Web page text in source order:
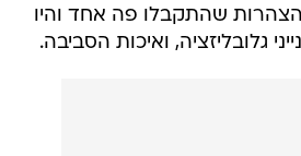
והצהרות שהתקבלו פה אחד והיו
גלובליזציה, ואיכות הסביבה.